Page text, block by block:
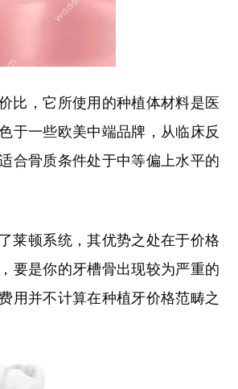
比，它所使用的种植体材料是医
于一些欧美中端品牌，从临床反
合骨质条件处于中等偏上水平的
莱顿系统，其优势之处在于价格
要是你的牙槽骨出现较为严重的
用并不计算在种植牙价格范畴之